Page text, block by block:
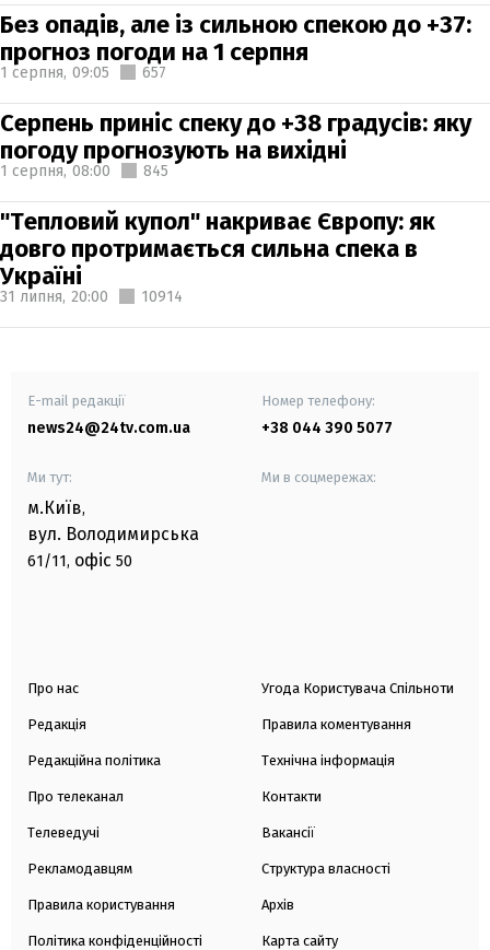
Без опадів, але із сильною спекою до +37:
прогноз погоди на 1 серпня
1 серпня, 09:05 657
Серпень приніс спеку до +38 градусів: яку
погоду прогнозують на вихідні
1 серпня, 08:00 845
"Тепловий купол" накриває Європу: як
довго протримається сильна спека в
Україні
31 липня, 20:00 10914
E-mail редакції
news24@24tv.com.ua
Номер телефону:
+38 044 390 5077
Ми тут:
м.Київ,
вул. Володимирська
61/11, офіс 50
Ми в соцмережах:
Про нас
Редакція
Редакційна політика
Про телеканал
Телеведучі
Рекламодавцям
Правила користування
Політика конфіденційності
Угода Користувача Спільноти
Правила коментування
Технічна інформація
Контакти
Вакансії
Структура власності
Архів
Карта сайту